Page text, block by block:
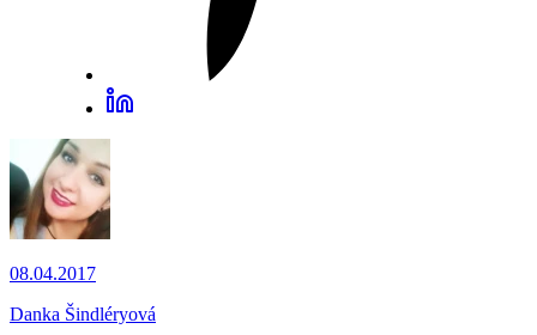
08.04.2017
Danka Šindléryová